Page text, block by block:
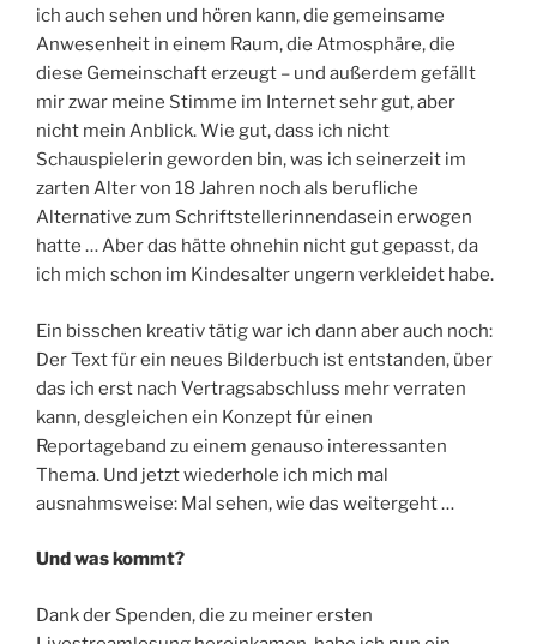
ich auch sehen und hören kann, die gemeinsame
Anwesenheit in einem Raum, die Atmosphäre, die
diese Gemeinschaft erzeugt – und außerdem gefällt
mir zwar meine Stimme im Internet sehr gut, aber
nicht mein Anblick. Wie gut, dass ich nicht
Schauspielerin geworden bin, was ich seinerzeit im
zarten Alter von 18 Jahren noch als berufliche
Alternative zum Schriftstellerinnendasein erwogen
hatte … Aber das hätte ohnehin nicht gut gepasst, da
ich mich schon im Kindesalter ungern verkleidet habe.
Ein bisschen kreativ tätig war ich dann aber auch noch:
Der Text für ein neues Bilderbuch ist entstanden, über
das ich erst nach Vertragsabschluss mehr verraten
kann, desgleichen ein Konzept für einen
Reportageband zu einem genauso interessanten
Thema. Und jetzt wiederhole ich mich mal
ausnahmsweise: Mal sehen, wie das weitergeht …
Und was kommt?
Dank der Spenden, die zu meiner ersten